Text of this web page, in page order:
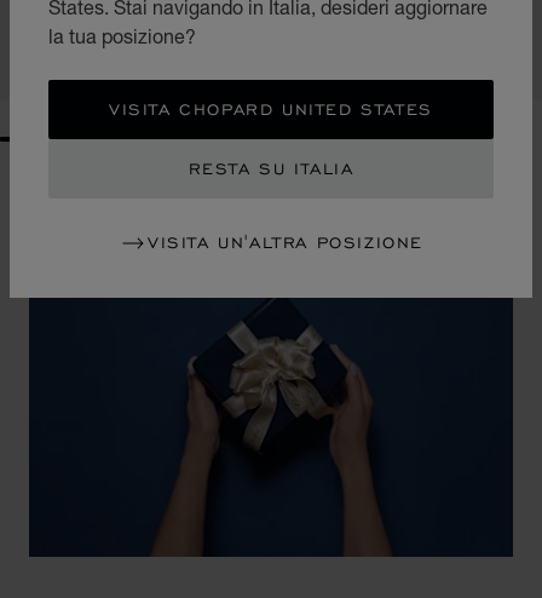
States. Stai navigando in Italia, desideri aggiornare
la tua posizione?
VISITA CHOPARD UNITED STATES
RESTA SU ITALIA
VISITA UN'ALTRA POSIZIONE